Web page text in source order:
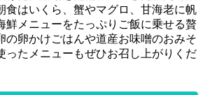
食はいくら、蟹やマグロ、甘海老に帆
鮮メニューをたっぷりご飯に乗せる贅
の卵かけごはんや道産お味噌のおみそ
ったメニューもぜひお召し上がりくだ